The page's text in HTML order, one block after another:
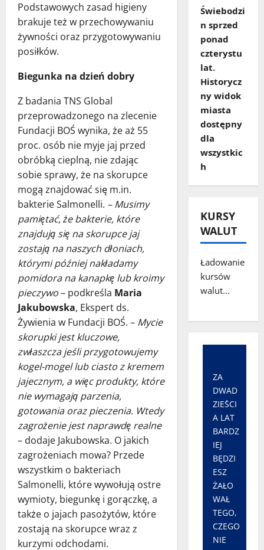
Podstawowych zasad higieny
brakuje też w przechowywaniu
żywności oraz przygotowywaniu
posiłków.
Biegunka na dzień dobry
Z badania TNS Global
przeprowadzonego na zlecenie
Fundacji BOŚ wynika, że aż 55
proc. osób nie myje jaj przed
obróbką cieplną, nie zdając
sobie sprawy, że na skorupce
mogą znajdować się m.in.
bakterie Salmonelli. – Musimy
pamiętać, że bakterie, które
znajdują się na skorupce jaj
zostają na naszych dłoniach,
którymi później nakładamy
pomidora na kanapkę lub kroimy
pieczywo– podkreśla Maria
Jakubowska, Ekspert ds.
Żywienia w Fundacji BOŚ. – Mycie
skorupki jest kluczowe,
zwłaszcza jeśli przygotowujemy
kogel-mogel lub ciasto z kremem
jajecznym, a więc produkty, które
nie wymagają parzenia,
gotowania oraz pieczenia. Wtedy
zagrożenie jest naprawdę realne
– dodaje Jakubowska. O jakich
zagrożeniach mowa? Przede
wszystkim o bakteriach
Salmonelli, które wywołują ostre
wymioty, biegunkę i gorączkę, a
także o jajach pasożytów, które
zostają na skorupce wraz z
kurzymi odchodami.
Świebodzi
n sprzed
ponad
czterystu
lat.
Historycz
ny widok
miasta
dostępny
dla
wszystkic
h
KURSY
WALUT
Ładowanie
kursów
walut...
ZA
DWAD
ZIEŚCI
A LAT
BARDZ
IEJ
BĘDZI
ESZ
ŻAŁO
WAŁ
TEGO,
CZEGO
NIE